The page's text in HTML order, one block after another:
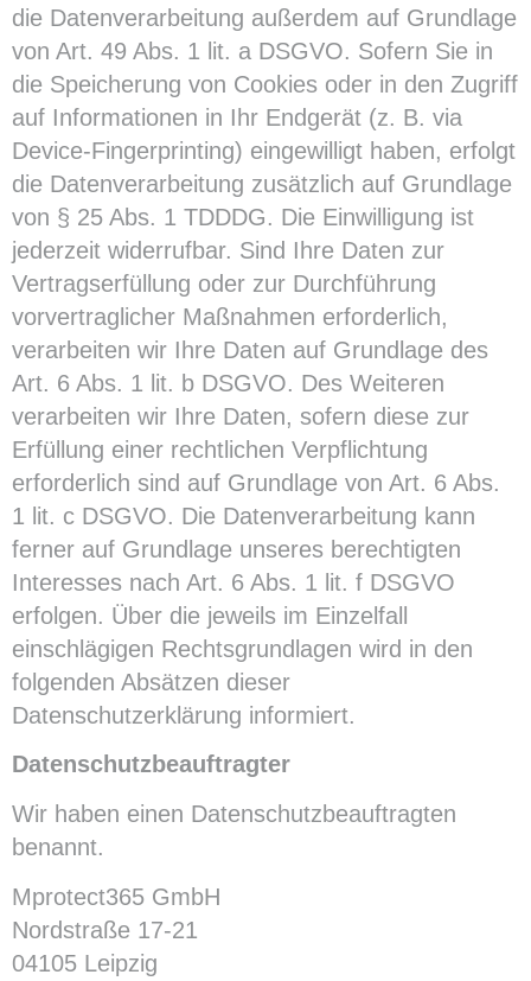
die Datenverarbeitung außerdem auf Grundlage
von Art. 49 Abs. 1 lit. a DSGVO. Sofern Sie in
die Speicherung von Cookies oder in den Zugriff
auf Informationen in Ihr Endgerät (z. B. via
Device-Fingerprinting) eingewilligt haben, erfolgt
die Datenverarbeitung zusätzlich auf Grundlage
von § 25 Abs. 1 TDDDG. Die Einwilligung ist
jederzeit widerrufbar. Sind Ihre Daten zur
Vertragserfüllung oder zur Durchführung
vorvertraglicher Maßnahmen erforderlich,
verarbeiten wir Ihre Daten auf Grundlage des
Art. 6 Abs. 1 lit. b DSGVO. Des Weiteren
verarbeiten wir Ihre Daten, sofern diese zur
Erfüllung einer rechtlichen Verpflichtung
erforderlich sind auf Grundlage von Art. 6 Abs.
1 lit. c DSGVO. Die Datenverarbeitung kann
ferner auf Grundlage unseres berechtigten
Interesses nach Art. 6 Abs. 1 lit. f DSGVO
erfolgen. Über die jeweils im Einzelfall
einschlägigen Rechtsgrundlagen wird in den
folgenden Absätzen dieser
Datenschutzerklärung informiert.
Datenschutz­beauftragter
Wir haben einen Datenschutzbeauftragten
benannt.
Mprotect365 GmbH
Nordstraße 17-21
04105 Leipzig